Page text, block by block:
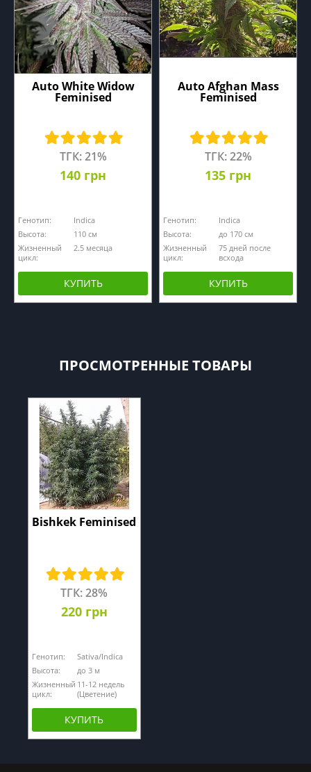
Auto White Widow
Feminised
ТГК: 21%
140 грн
Генотип:
Indica
Высота:
110 см
Жизненный
цикл:
2.5 месяца
КУПИТЬ
Auto Afghan Mass
Feminised
ТГК: 22%
135 грн
Генотип:
Indica
Высота:
до 170 см
Жизненный
цикл:
75 дней после
всхода
КУПИТЬ
ПРОСМОТРЕННЫЕ ТОВАРЫ
Bishkek Feminised
ТГК: 28%
220 грн
Генотип:
Sativa/Indica
Высота:
до 3 м
Жизненный
цикл:
11-12 недель
(Цветение)
КУПИТЬ